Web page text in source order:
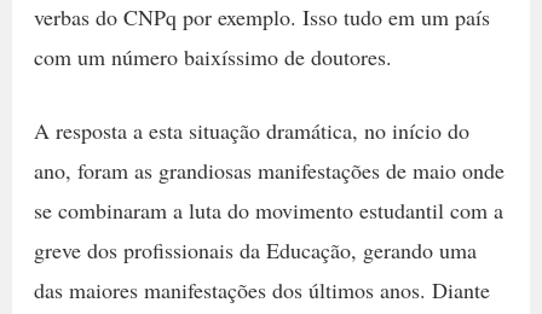
verbas do CNPq por exemplo. Isso tudo em um país
com um número baixíssimo de doutores.
A resposta a esta situação dramática, no início do
ano, foram as grandiosas manifestações de maio onde
se combinaram a luta do movimento estudantil com a
greve dos profissionais da Educação, gerando uma
das maiores manifestações dos últimos anos. Diante